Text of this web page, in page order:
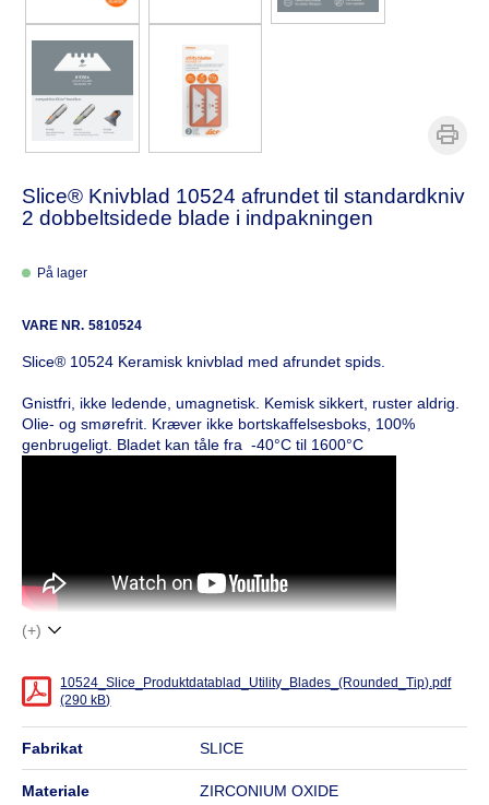
Slice® Knivblad 10524 afrundet til standardkniv
2 dobbeltsidede blade i indpakningen
På lager
VARE NR. 5810524
Slice® 10524 Keramisk knivblad med afrundet spids.
Gnistfri, ikke ledende, umagnetisk. Kemisk sikkert, ruster aldrig.
Olie- og smørefrit. Kræver ikke bortskaffelsesboks, 100%
genbrugeligt. Bladet kan tåle fra -40°C til 1600°C
(+)
10524_Slice_Produktdatablad_Utility_Blades_(Rounded_Tip).pdf
(290 kB)
fabrikat SLICE
materiale ZIRCONIUM OXIDE